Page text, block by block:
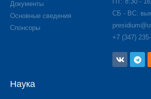
Документы
Основные сведения
Спонсоры
СБ - ВС:
+7 (347)
Наука